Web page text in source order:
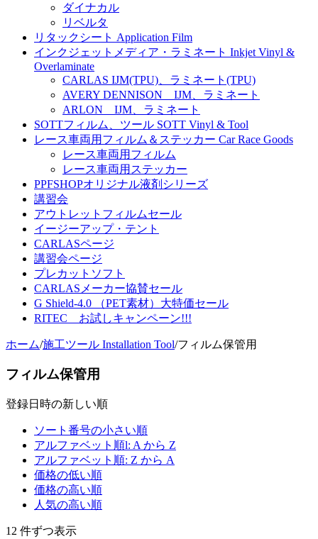
ダイナカル
リベルタ
リタックシート Application Film
インクジェットメディア・ラミネート Inkjet Vinyl &
Overlaminate
CARLAS IJM(TPU)、ラミネート(TPU)
AVERY DENNISON IJM、ラミネート
ARLON IJM、ラミネート
SOTTフィルム、ツール SOTT Vinyl & Tool
レース車両用フィルム＆ステッカー Car Race Goods
レース車両用フィルム
レース車両用ステッカー
PPFSHOPオリジナル液剤シリーズ
講習会
アウトレットフィルムセール
イージーアップ・テント
CARLASページ
講習会ページ
プレカットソフト
CARLASメーカー協賛セール
G Shield-4.0 （PET素材）大特価セール
RITEC お試しキャンペーン!!!
ホーム/施工ツール Installation Tool/フィルム保管用
フィルム保管用
登録日時の新しい順
ソート番号の小さい順
アルファベット順l: A から Z
アルファベット順: Z から A
価格の低い順
価格の高い順
人気の高い順
12 件ずつ表示